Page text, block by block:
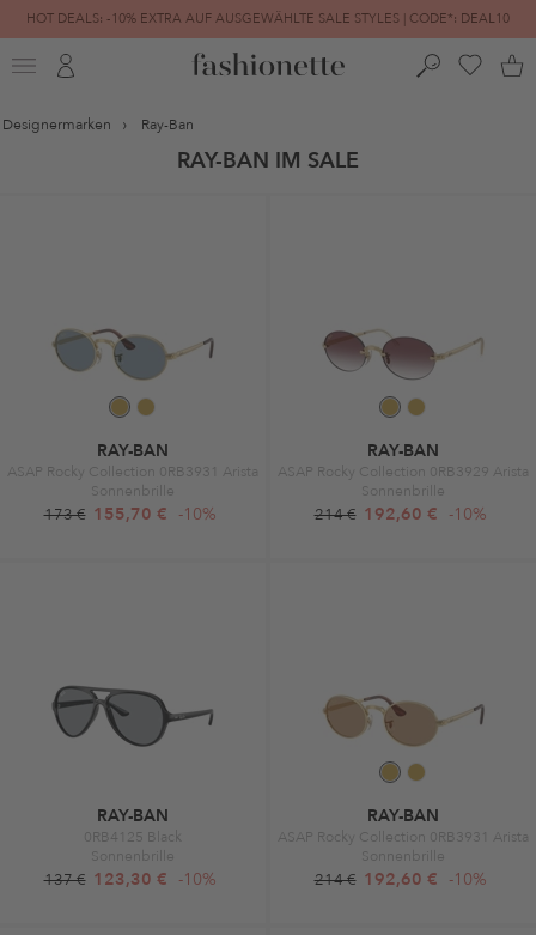
HOT DEALS: -10% EXTRA AUF AUSGEWÄHLTE SALE STYLES | CODE*: DEAL10
FINAL SALE | BIS ZU -80% REDUZIERT
Designermarken Ray-Ban
RAY-BAN IM SALE
RAY-BAN
ASAP Rocky Collection 0RB3931 Arista
Sonnenbrille
173 € 155,70 € -10%
RAY-BAN
ASAP Rocky Collection 0RB3929 Arista
Sonnenbrille
214 € 192,60 € -10%
RAY-BAN
0RB4125 Black
Sonnenbrille
137 € 123,30 € -10%
RAY-BAN
ASAP Rocky Collection 0RB3931 Arista
Sonnenbrille
214 € 192,60 € -10%